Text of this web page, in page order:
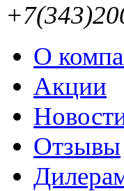
О
Акции
Отзывы